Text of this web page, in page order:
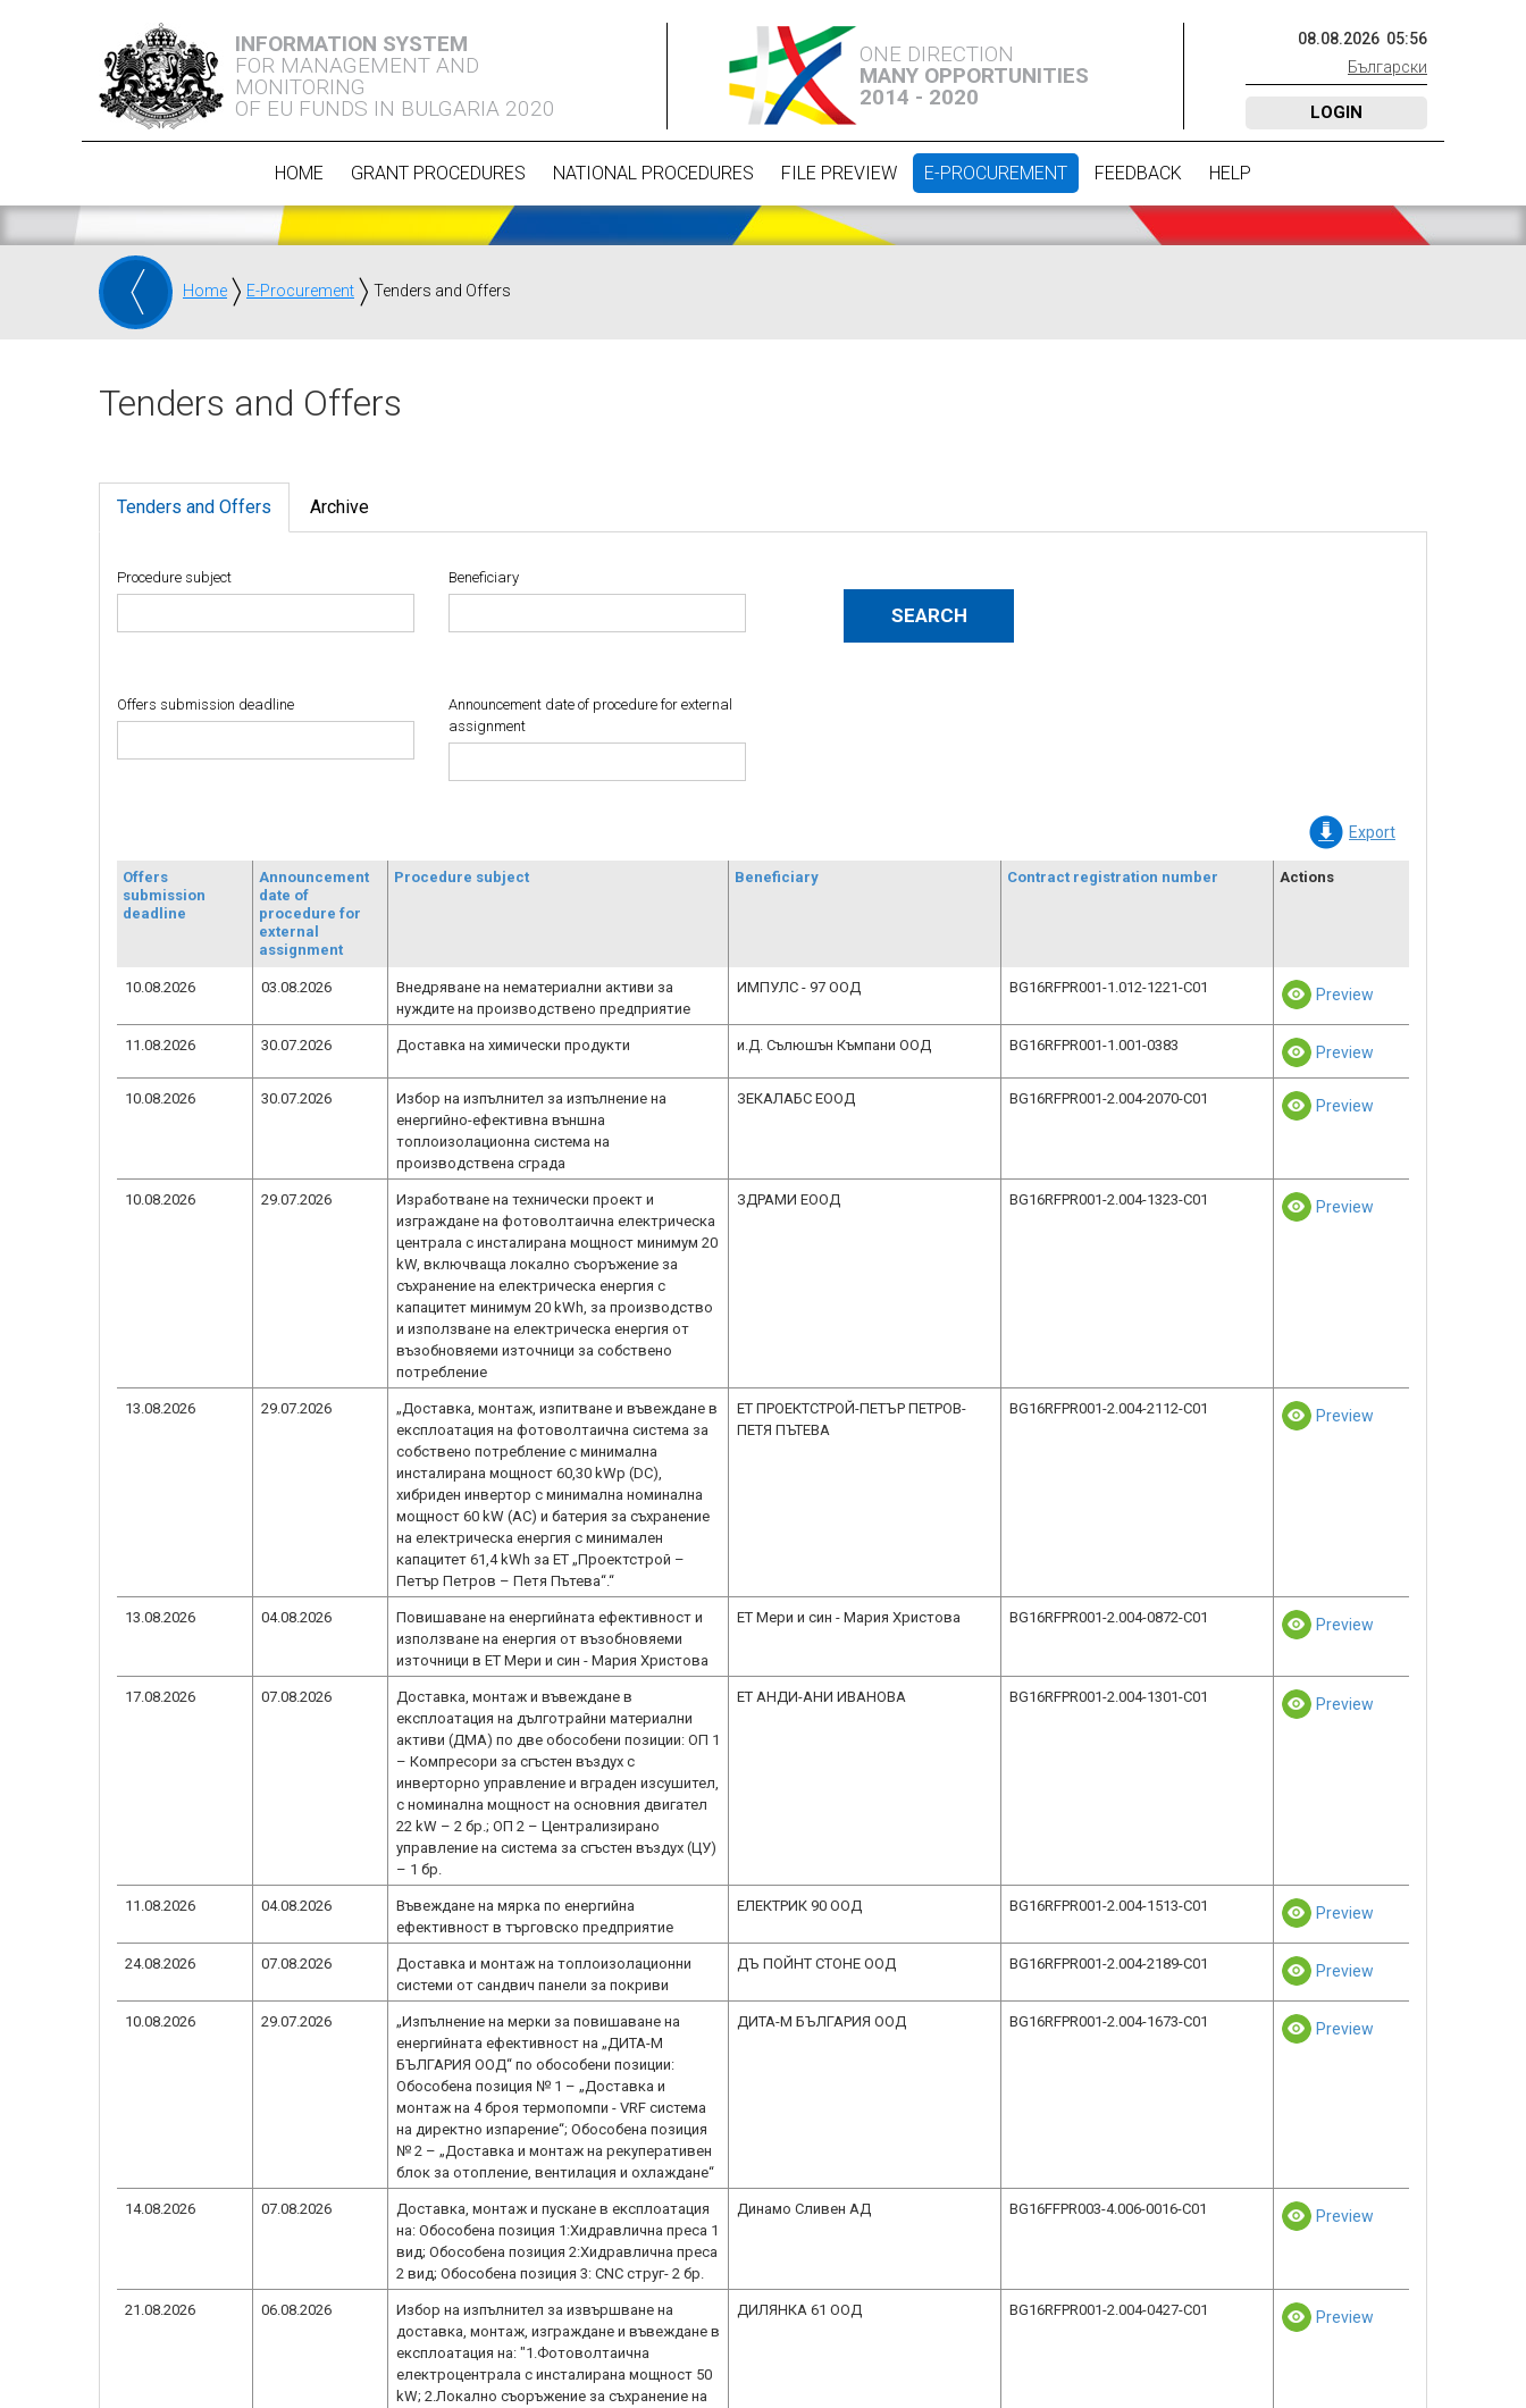
INFORMATION SYSTEM
FOR MANAGEMENT AND
MONITORING
OF EU FUNDS IN BULGARIA 2020
ONE DIRECTION
MANY OPPORTUNITIES
2014 - 2020
08.08.2026 05:56
Български
LOGIN
HOME GRANT PROCEDURES NATIONAL PROCEDURES FILE PREVIEW E-PROCUREMENT FEEDBACK HELP
Home E-Procurement Tenders and Offers
Tenders and Offers
Tenders and Offers Archive
Procedure subject Beneficiary
Offers submission deadline
Announcement date of procedure for external
assignment
Export
Offers
submission
deadline
Announcement
date of
procedure for
external
assignment
Procedure subject Beneficiary Contract registration number Actions
10.08.2026 03.08.2026
Внедряване на нематериални активи за
нуждите на производствено предприятие
ИМПУЛС - 97 ООД BG16RFPR001-1.012-1221-C01 Preview
11.08.2026 30.07.2026 Доставка на химически продукти и.Д. Сълюшън Къмпани ООД BG16RFPR001-1.001-0383 Preview
10.08.2026 30.07.2026
Избор на изпълнител за изпълнение на
енергийно-ефективна външна
топлоизолационна система на
производствена сграда
ЗЕКАЛАБС ЕООД BG16RFPR001-2.004-2070-C01 Preview
10.08.2026 29.07.2026
Изработване на технически проект и
изграждане на фотоволтаична електрическа
централа с инсталирана мощност минимум 20
kW, включваща локално съоръжение за
съхранение на електрическа енергия с
капацитет минимум 20 kWh, за производство
и използване на електрическа енергия от
възобновяеми източници за собствено
потребление
ЗДРАМИ ЕООД BG16RFPR001-2.004-1323-C01 Preview
13.08.2026 29.07.2026
„Доставка, монтаж, изпитване и въвеждане в
експлоатация на фотоволтаична система за
собствено потребление с минимална
инсталирана мощност 60,30 kWp (DC),
хибриден инвертор с минимална номинална
мощност 60 kW (AC) и батерия за съхранение
на електрическа енергия с минимален
капацитет 61,4 kWh за ЕТ „Проектстрой –
Петър Петров – Петя Пътева“.“
ЕТ ПРОЕКТСТРОЙ-ПЕТЪР ПЕТРОВ-
ПЕТЯ ПЪТЕВА
BG16RFPR001-2.004-2112-C01 Preview
13.08.2026 04.08.2026
Повишаване на енергийната ефективност и
използване на енергия от възобновяеми
източници в ЕТ Мери и син - Мария Христова
ЕТ Мери и син - Мария Христова BG16RFPR001-2.004-0872-C01 Preview
17.08.2026 07.08.2026
Доставка, монтаж и въвеждане в
експлоатация на дълготрайни материални
активи (ДМА) по две обособени позиции: ОП 1
– Компресори за сгъстен въздух с
инверторно управление и вграден изсушител,
с номинална мощност на основния двигател
22 kW – 2 бр.; ОП 2 – Централизирано
управление на система за сгъстен въздух (ЦУ)
– 1 бр.
ЕТ АНДИ-АНИ ИВАНОВА BG16RFPR001-2.004-1301-C01 Preview
11.08.2026 04.08.2026
Въвеждане на мярка по енергийна
ефективност в търговско предприятие
ЕЛЕКТРИК 90 ООД BG16RFPR001-2.004-1513-C01 Preview
24.08.2026 07.08.2026
Доставка и монтаж на топлоизолационни
системи от сандвич панели за покриви
ДЪ ПОЙНТ СТОНЕ ООД BG16RFPR001-2.004-2189-C01 Preview
10.08.2026 29.07.2026
„Изпълнение на мерки за повишаване на
енергийната ефективност на „ДИТА-М
БЪЛГАРИЯ ООД“ по обособени позиции:
Обособена позиция № 1 – „Доставка и
монтаж на 4 броя термопомпи - VRF система
на директно изпарение“; Обособена позиция
№ 2 – „Доставка и монтаж на рекуперативен
блок за отопление, вентилация и охлаждане“
ДИТА-М БЪЛГАРИЯ ООД BG16RFPR001-2.004-1673-C01 Preview
14.08.2026 07.08.2026
Доставка, монтаж и пускане в експлоатация
на: Обособена позиция 1:Хидравлична преса 1
вид; Обособена позиция 2:Хидравлична преса
2 вид; Обособена позиция 3: CNC струг- 2 бр.
Динамо Сливен АД BG16FFPR003-4.006-0016-C01 Preview
21.08.2026 06.08.2026
Избор на изпълнител за извършване на
доставка, монтаж, изграждане и въвеждане в
експлоатация на: "1.Фотоволтаична
електроцентрала с инсталирана мощност 50
kW; 2.Локално съоръжение за съхранение на
ДИЛЯНКА 61 ООД BG16RFPR001-2.004-0427-C01 Preview